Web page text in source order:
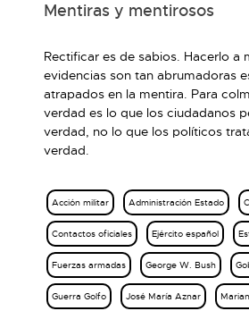
Mentiras y mentirosos
Rectificar es de sabios. Hacerlo a
evidencias son tan abrumadoras
atrapados en la mentira. Para
verdad es lo que los ciudadanos
verdad, no lo que los políticos
verdad.
Acción militar Administración Estado
Contactos oficiales Ejército español
Fuerzas armadas George W. Bush
Guerra Golfo José María Aznar